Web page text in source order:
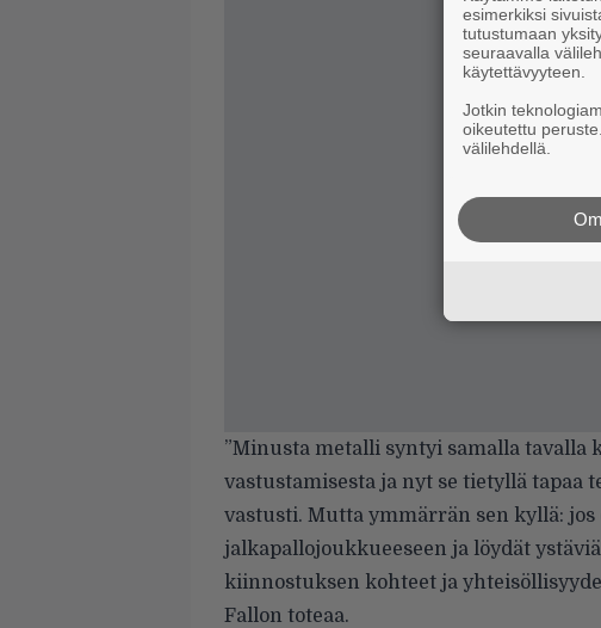
”Minusta metalli syntyi samalla
vastustamisesta ja nyt se tietyllä tapaa
vastusti. Mutta ymmärrän sen kyllä: jos
jalkapallojoukkueeseen ja löydät
kiinnostuksen kohteet ja
Fallon toteaa.
esimerkiksi
tutustumaan
seuraavalla
käytettävyyteen.
Jotkin
oikeutettu
välilehdellä.